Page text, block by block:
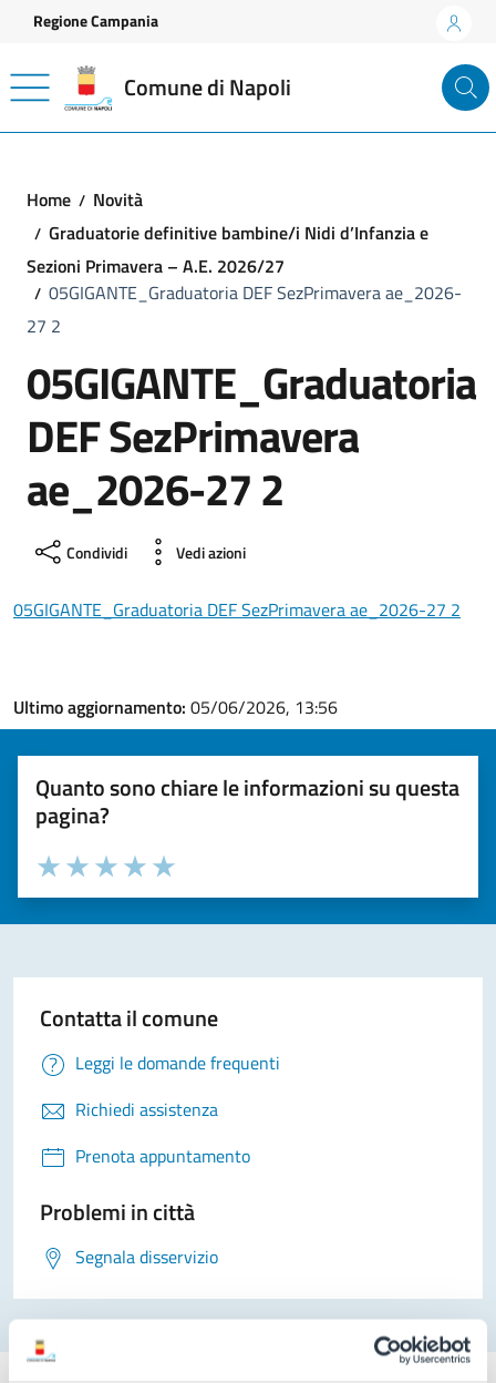
Vai ai contenuti
Vai al footer
Regione Campania
Comune di Napoli
Home
Novità
Graduatorie definitive bambine/i Nidi d’Infanzia e
Sezioni Primavera – A.E. 2026/27
05GIGANTE_Graduatoria DEF SezPrimavera ae_2026-
27 2
05GIGANTE_Graduatoria
DEF SezPrimavera
ae_2026-27 2
Condividi Vedi azioni
05GIGANTE_Graduatoria DEF SezPrimavera ae_2026-27 2
Ultimo aggiornamento: 05/06/2026, 13:56
Quanto sono chiare le informazioni su questa
pagina?
Valuta la chiarezza delle informazioni (da 1 a 5 stelle)
Seleziona il numero di stelle per valutare la chiarezza delle
Valuta 5 stelle su 5
Valuta 4 stelle su 5
Valuta 3 stelle su 5
Valuta 2 stelle su 5
Valuta 1 stelle su 5
Contatta il comune
Leggi le domande frequenti
Richiedi assistenza
Prenota appuntamento
Problemi in città
Segnala disservizio